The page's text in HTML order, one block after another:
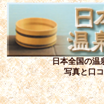
日本全国の温
写真と口